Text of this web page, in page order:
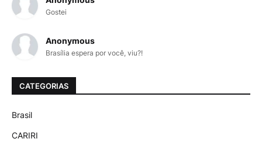
Gostei
Anonymous
Brasília espera por você, viu?!
CATEGORIAS
Brasil
CARIRI